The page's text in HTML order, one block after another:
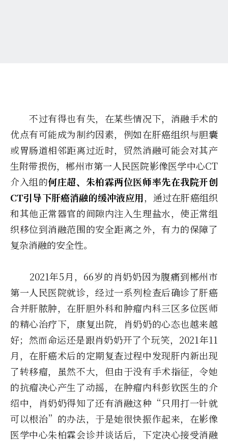
不过有得也有失，在某些情况下，消融手术的
优点有可能成为制约因素，例如在肝癌组织与胆囊
或胃肠道相邻距离过近时，贸然消融可能会对其产
生附带损伤，郴州市第一人民医院影像医学中心CT
介入组的何庄超、朱柏霖两位医师率先在我院开创
CT引导下肝癌消融的缓冲液应用，通过在肝癌组织
和其他正常器官的间隙内注入生理盐水，使正常组
织移位到消融范围的安全距离之外，有力的保障了
复杂消融的安全性。
2021年5月，66岁的肖奶奶因为腹痛到郴州市
第一人民医院就诊，经过一系列检查后确诊了肝癌
合并肝脓肿，在肝胆外科和肿瘤内科三区多位医师
的精心治疗下，康复出院，肖奶奶的心态也越来越
好；然而命运还是跟肖奶奶开了个玩笑，2021年11
月，在肝癌术后的定期复查过程中发现肝内新出现
了转移瘤，虽然不大，但由于没有手术指征，令她
的抗瘤决心产生了动摇，在肿瘤内科彭钦医生的介
绍中，肖奶奶得知了还有消融这种“只用打一针就
可以根治”的办法，于是她很快振作起来，在影像
医学中心朱柏霖会诊并谈话后，下定决心接受消融